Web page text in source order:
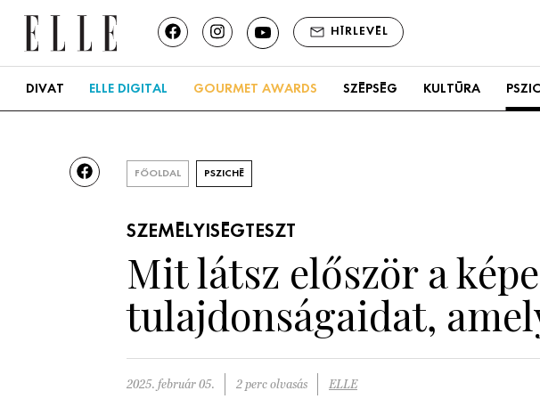
HÍRLEVÉL
DIVAT ELLE DIGITAL GOURMET AWARDS SZÉPSÉG KULTÚRA
FŐOLDAL PSZICHÉ
SZEMÉLYISÉGTESZT
Mit látsz először a
tulajdonságaidat,
2025. február 05. 2 perc olvasás ELLE